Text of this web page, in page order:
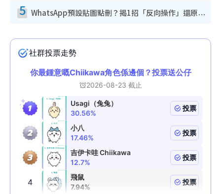
5 WhatsApp預設貼圖點刪？揭1招「反向操作」還原簡潔介面 附3步實測教學